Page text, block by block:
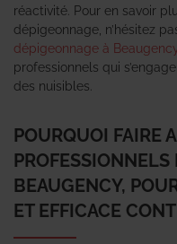
réactivité. Pour en savoir
dépigeonnage, n’hésitez
dépigeonnage à
professionnels qui
des nuisibles.
POURQUOI FAIRE
BEAUGENCY,
ET EFFICACE